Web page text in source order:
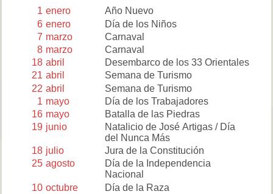
1 enero
Año Nuevo
6 enero
Día de los Niños
7 marzo
Carnaval
8 marzo
Carnaval
18 abril
Desembarco de los 33 Orientales
21 abril
Semana de Turismo
22 abril
Semana de Turismo
1 mayo
Día de los Trabajadores
16 mayo
Batalla de las Piedras
19 junio
Natalicio de José Artigas / Día
del Nunca Más
18 julio
Jura de la Constitución
25 agosto
Día de la Independencia
Nacional
10 octubre
Día de la Raza